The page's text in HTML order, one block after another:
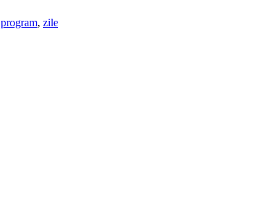
program, zile